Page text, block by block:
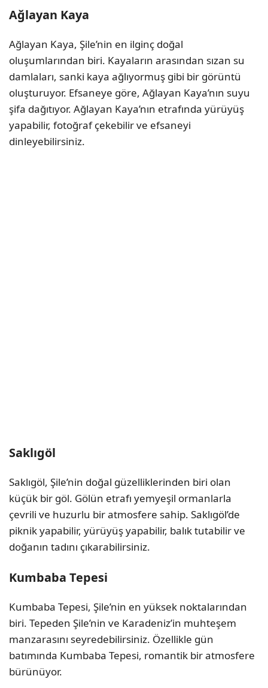
Ağlayan Kaya
Ağlayan Kaya, Şile’nin en ilginç doğal
oluşumlarından biri. Kayaların arasından sızan su
damlaları, sanki kaya ağlıyormuş gibi bir görüntü
oluşturuyor. Efsaneye göre, Ağlayan Kaya’nın suyu
şifa dağıtıyor. Ağlayan Kaya’nın etrafında yürüyüş
yapabilir, fotoğraf çekebilir ve efsaneyi
dinleyebilirsiniz.
Saklıgöl
Saklıgöl, Şile’nin doğal güzelliklerinden biri olan
küçük bir göl. Gölün etrafı yemyeşil ormanlarla
çevrili ve huzurlu bir atmosfere sahip. Saklıgöl’de
piknik yapabilir, yürüyüş yapabilir, balık tutabilir ve
doğanın tadını çıkarabilirsiniz.
Kumbaba Tepesi
Kumbaba Tepesi, Şile’nin en yüksek noktalarından
biri. Tepeden Şile’nin ve Karadeniz’in muhteşem
manzarasını seyredebilirsiniz. Özellikle gün
batımında Kumbaba Tepesi, romantik bir atmosfere
bürünüyor.